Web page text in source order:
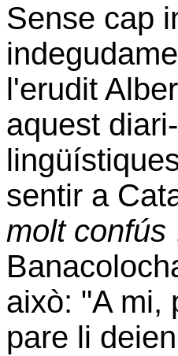
Sense cap
l'erudit
aquest
sentir a
molt confús
això: "A mi,
pare li